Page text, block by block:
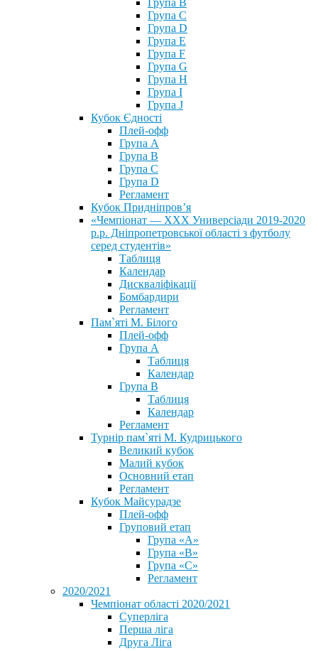
Група B
Група C
Група D
Група E
Група F
Група G
Група H
Група I
Група J
Кубок Єдності
Плей-офф
Група А
Група В
Група С
Група D
Регламент
Кубок Придніпров’я
«Чемпіонат — ХХХ Универсіади 2019-2020
р.р. Дніпропетровської області з футболу
серед студентів»
Таблиця
Календар
Дискваліфікації
Бомбардири
Регламент
Пам`яті М. Білого
Плей-офф
Група А
Таблиця
Календар
Група В
Таблиця
Календар
Регламент
Турнір пам`яті М. Кудрицького
Великий кубок
Малий кубок
Основний етап
Регламент
Кубок Майсурадзе
Плей-офф
Груповий етап
Група «А»
Група «B»
Група «C»
Регламент
2020/2021
Чемпіонат області 2020/2021
Суперліга
Перша ліга
Друга Ліга